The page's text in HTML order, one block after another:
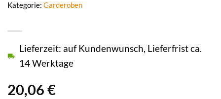
20,06 €
Lieferzeit: auf Kundenwunsch, Lieferfrist ca.
14 Werktage
Kategorie: Garderoben